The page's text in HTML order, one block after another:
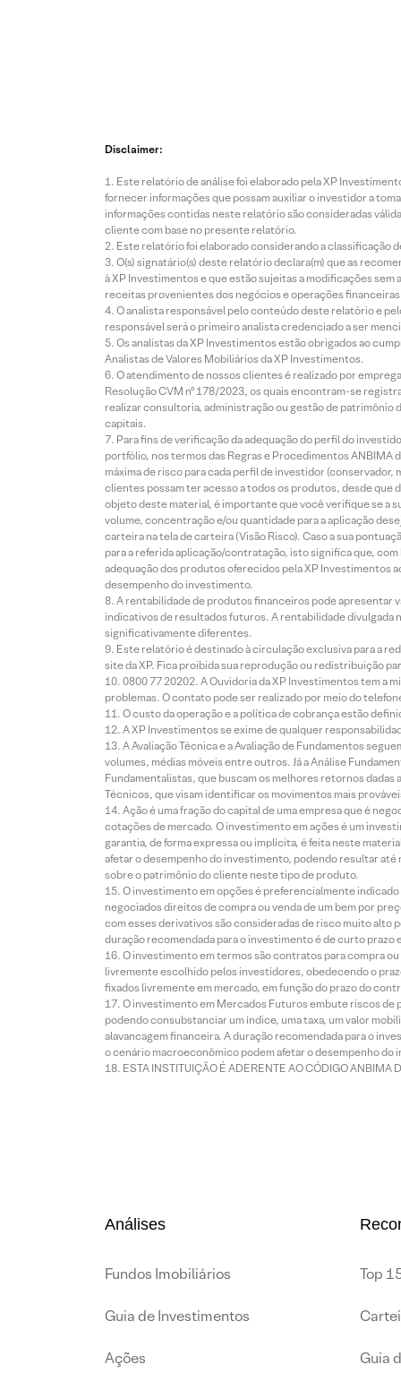
Disclaimer:
Este relatório de análise foi elaborado pela XP
fornecer informações que possam auxiliar o investidor a
informações contidas neste relatório são consideradas
cliente com base no presente relatório.
Este relatório foi elaborado considerando a classificação
O(s) signatário(s) deste relatório declara(m) que as
à XP Investimentos e que estão sujeitas a modificações
receitas provenientes dos negócios e operações
O analista responsável pelo conteúdo deste relatório e
responsável será o primeiro analista credenciado a ser
Os analistas da XP Investimentos estão obrigados ao
Analistas de Valores Mobiliários da XP Investimentos.
O atendimento de nossos clientes é realizado por
Resolução CVM nº 178/2023, os quais encontram-se
realizar consultoria, administração ou gestão de patrimônio
capitais.
Para fins de verificação da adequação do perfil do
portfólio, nos termos das Regras e Procedimentos
máxima de risco para cada perfil de investidor
clientes possam ter acesso a todos os produtos, desde que
objeto deste material, é importante que você verifique se a
volume, concentração e/ou quantidade para a aplicação
carteira na tela de carteira (Visão Risco). Caso a sua
para a referida aplicação/contratação, isto significa que,
adequação dos produtos oferecidos pela XP Investimentos
desempenho do investimento.
A rentabilidade de produtos financeiros pode apresentar
indicativos de resultados futuros. A rentabilidade divulgada
significativamente diferentes.
Este relatório é destinado à circulação exclusiva para a
site da XP. Fica proibida sua reprodução ou redistribuição
0800 77 20202. A Ouvidoria da XP Investimentos tem a
problemas. O contato pode ser realizado por meio do
O custo da operação e a política de cobrança estão
A XP Investimentos se exime de qualquer
A Avaliação Técnica e a Avaliação de Fundamentos
volumes, médias móveis entre outros. Já a Análise
Fundamentalistas, que buscam os melhores retornos
Técnicos, que visam identificar os movimentos mais
Ação é uma fração do capital de uma empresa que é
cotações de mercado. O investimento em ações é um
garantia, de forma expressa ou implícita, é feita neste
afetar o desempenho do investimento, podendo resultar
sobre o patrimônio do cliente neste tipo de produto.
O investimento em opções é preferencialmente
negociados direitos de compra ou venda de um bem por
com esses derivativos são consideradas de risco muito alto
duração recomendada para o investimento é de curto
O investimento em termos são contratos para compra
livremente escolhido pelos investidores, obedecendo o
fixados livremente em mercado, em função do prazo do
O investimento em Mercados Futuros embute riscos
podendo consubstanciar um índice, uma taxa, um valor
alavancagem financeira. A duração recomendada para o
o cenário macroeconômico podem afetar o desempenho do
ESTA INSTITUIÇÃO É ADERENTE AO CÓDIGO ANBIMA
Análises
Fundos Imobiliários
Guia de Investimentos
Ações
Top
Guia